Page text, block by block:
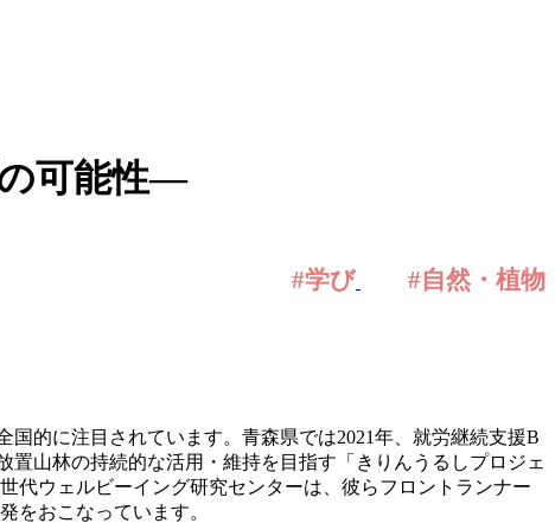
可能性―
#学び #自然・植物
的に注目されています。青森県では2021年、就労継続支援B
山林の持続的な活用・維持を目指す「きりんうるしプロジェ
代ウェルビーイング研究センターは、彼らフロントランナー
をおこなっています。